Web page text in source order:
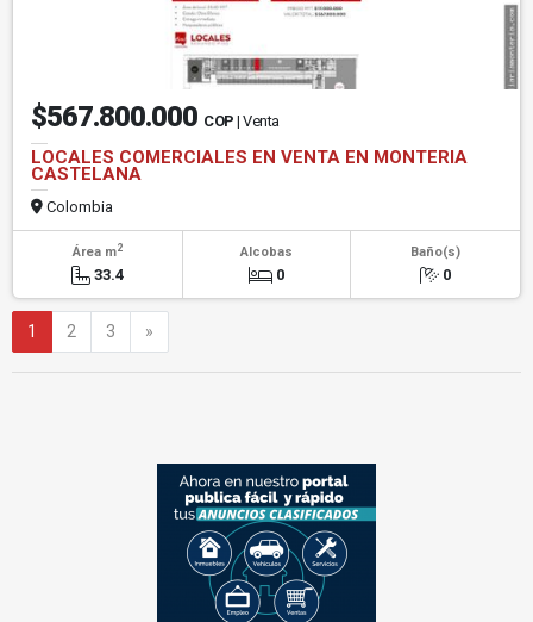
$567.800.000 COP | Venta
LOCALES COMERCIALES EN VENTA EN MONTERIA
CASTELANA
Colombia
Área m2
33.4
Alcobas
0
Baño(s)
0
1 2 3 »